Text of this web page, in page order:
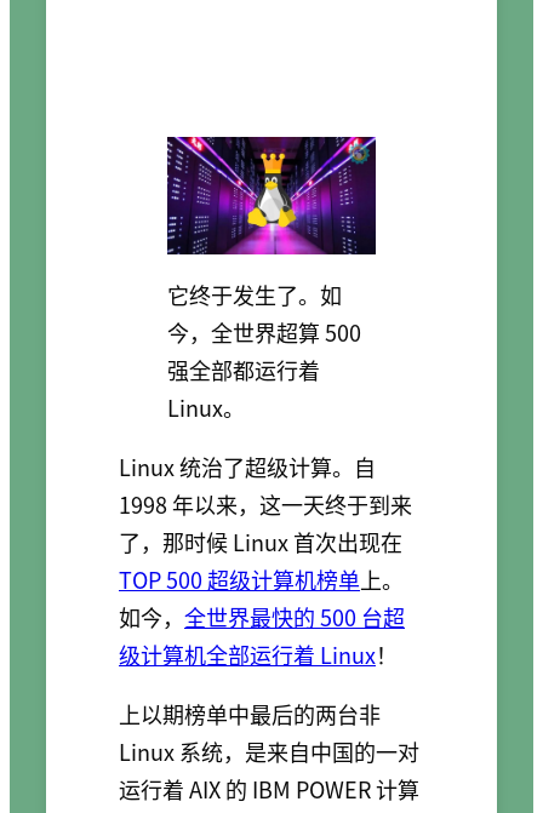
它终于发生了。如
今，全世界超算 500
强全部都运行着
Linux。
Linux 统治了超级计算。自
1998 年以来，这一天终于到来
了，那时候 Linux 首次出现在
TOP 500 超级计算机榜单 上。
如今， 全世界最快的 500 台超
级计算机全部运行着 Linux！
上以期榜单中最后的两台非
Linux 系统，是来自中国的一对
运行着 AIX 的 IBM POWER 计算